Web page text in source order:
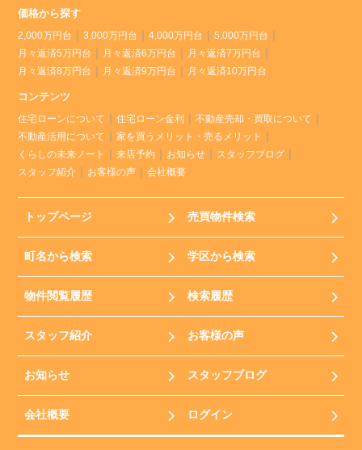
価格から探す
2,000万円台 3,000万円台 4,000万円台
5,000万円台
月々返済5万円台
月々返済6万円台
月々返済7万円台
月々返済8万円台
月々返済9万円台 月々返済10万円台
コンテンツ
住宅ローンについて 住宅ローン金利
不動産売却・買取について
不動産活用について
家を買うメリット・売るメリット
くらしの未来ノート
来店予約 お知らせ
スタッフブログ
スタッフ紹介
お客様の声 会社概要
トップページ 売買物件検索
町名から検索 学区から検索
物件閲覧履歴 検索履歴
スタッフ紹介 お客様の声
お知らせ スタッフブログ
会社概要 ログイン